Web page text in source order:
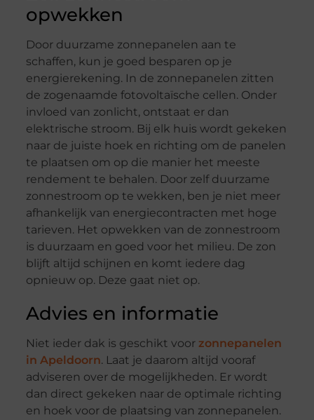
opwekken
Door duurzame zonnepanelen aan te
schaffen, kun je goed besparen op je
energierekening. In de zonnepanelen zitten
de zogenaamde fotovoltaïsche cellen. Onder
invloed van zonlicht, ontstaat er dan
elektrische stroom. Bij elk huis wordt gekeken
naar de juiste hoek en richting om de panelen
te plaatsen om op die manier het meeste
rendement te behalen. Door zelf duurzame
zonnestroom op te wekken, ben je niet meer
afhankelijk van energiecontracten met hoge
tarieven. Het opwekken van de zonnestroom
is duurzaam en goed voor het milieu. De zon
blijft altijd schijnen en komt iedere dag
opnieuw op. Deze gaat niet op.
Advies en informatie
Niet ieder dak is geschikt voor zonnepanelen
in Apeldoorn. Laat je daarom altijd vooraf
adviseren over de mogelijkheden. Er wordt
dan direct gekeken naar de optimale richting
en hoek voor de plaatsing van zonnepanelen.